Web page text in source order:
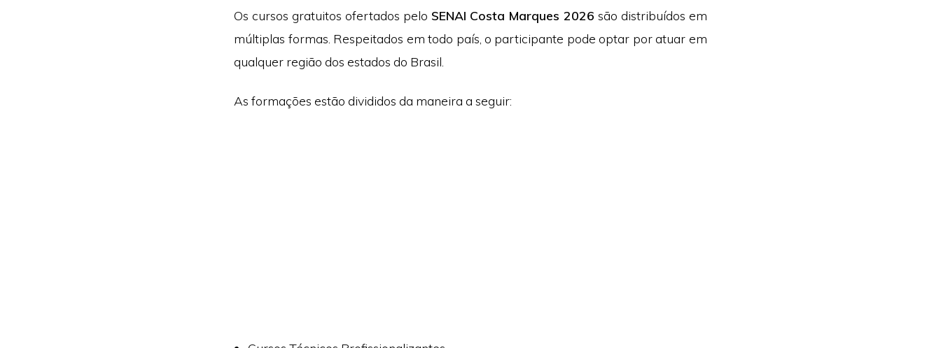
Os cursos gratuitos ofertados pelo SENAI Costa Marques 2026 são distribuídos em
múltiplas formas. Respeitados em todo país, o participante pode optar por atuar em
qualquer região dos estados do Brasil.
As formações estão divididos da maneira a seguir: